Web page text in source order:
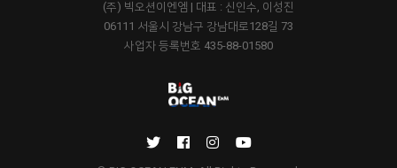
(주) 빅오션이엔엠 | 대표 : 신인수, 이성진
06111 서울시 강남구 강남대로128길 73
사업자 등록번호 435-88-01580